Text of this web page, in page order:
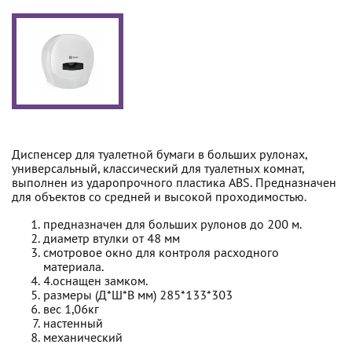
Диспенсер для туалетной бумаги в больших рулонах,
универсальный, классический для туалетных комнат,
выполнен из ударопрочного пластика ABS. Предназначен
для объектов со средней и высокой проходимостью.
предназначен для больших рулонов до 200 м.
диаметр втулки от 48 мм
смотровое окно для контроля расходного
материала.
4.оснащен замком.
размеры (Д*Ш*В мм) 285*133*303
вес 1,06кг
настенный
механический